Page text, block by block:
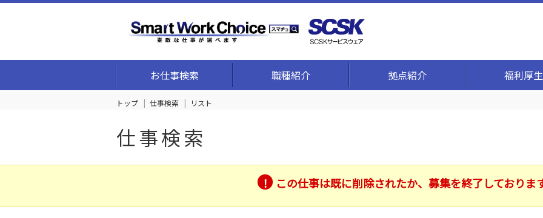
お仕事検索 職種紹介 拠点紹介 福利厚生
トップ 仕事検索 リスト
仕事検索
この仕事は既に削除されたか、募集を終了しておりま